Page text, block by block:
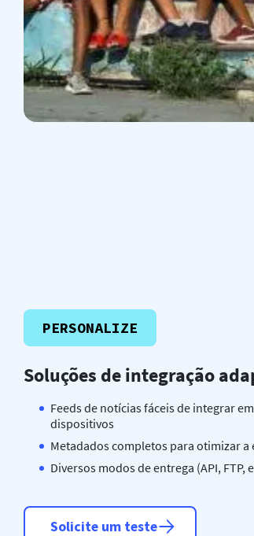
PERSONALIZE
Soluções de integração
Feeds de notícias fáceis de integrar
dispositivos
Metadados completos para otimizar
Diversos modos de entrega (API, FTP,
Solicite um teste